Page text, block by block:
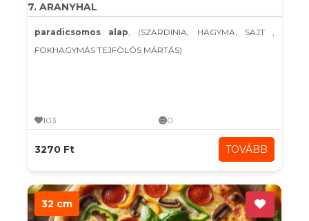
7. ARANYHAL
paradicsomos alap, (SZARDINIA, HAGYMA, SAJT ,
FOKHAGYMÁS TEJFÖLÖS MÁRTÁS)
103 0
3270 Ft TOVÁBB
32 cm